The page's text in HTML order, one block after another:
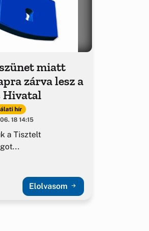
miatt
zárva lesz a
Hivatal
hír
18 14:15
a Tisztelt
Elolvasom